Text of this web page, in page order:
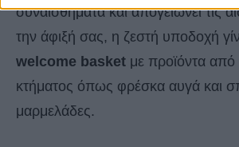
συναισθήματα και απογειώνει τις
την άφιξή σας, η ζεστή υποδοχή
welcome basket με προϊόντα
κτήματος όπως φρέσκα αυγά και
μαρμελάδες.